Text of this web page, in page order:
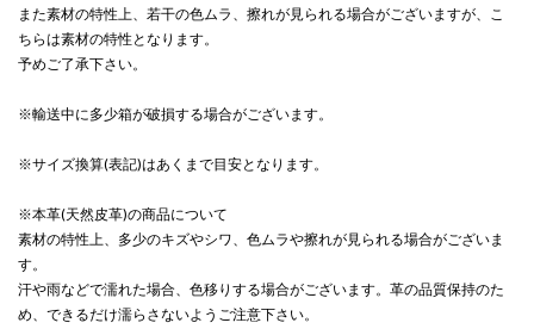
また素材の特性上、若干の色ムラ、擦れが見られる場合がございますが、こ
ちらは素材の特性となります。
予めご了承下さい。
※輸送中に多少箱が破損する場合がございます。
※サイズ換算(表記)はあくまで目安となります。
※本革(天然皮革)の商品について
素材の特性上、多少のキズやシワ、色ムラや擦れが見られる場合がございま
す。
汗や雨などで濡れた場合、色移りする場合がございます。革の品質保持のた
め、できるだけ濡らさないようご注意下さい。